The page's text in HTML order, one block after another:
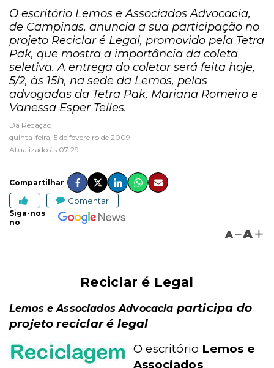
O escritório Lemos e Associados Advocacia,
de Campinas, anuncia a sua participação no
projeto Reciclar é Legal, promovido pela Tetra
Pak, que mostra a importância da coleta
seletiva. A entrega do coletor será feita hoje,
5/2, às 15h, na sede da Lemos, pelas
advogadas da Tetra Pak, Mariana Romeiro e
Vanessa Esper Telles.
Da Redação
quinta-feira, 5 de fevereiro de 2009
Atualizado às 07:29
Compartilhar
Comentar
Siga-nos
no
A A
Reciclar é Legal
Lemos e Associados Advocacia participa do
projeto reciclar é legal
O escritório Lemos e
Associados